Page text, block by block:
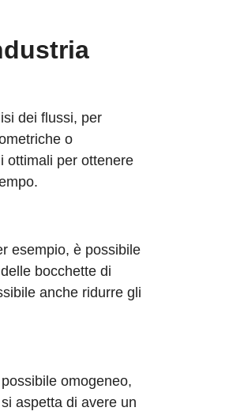
dei flussi, per
o
ottimali per ottenere
esempio, è possibile
bocchette di
anche ridurre gli
omogeneo,
aspetta di avere un